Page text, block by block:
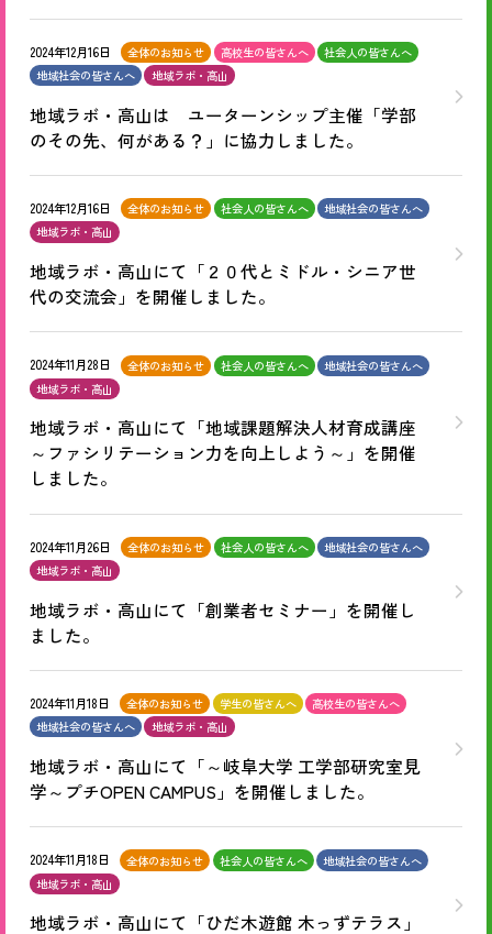
2024年12月16日 全体のお知らせ 高校生の皆さんへ
社会人の皆さんへ
地域社会の皆さんへ
地域ラボ・高山
地域ラボ・高山は ユーターンシップ主催「学部
のその先、何がある？」に協力しました。
2024年12月16日 全体のお知らせ 社会人の皆さんへ
地域社会の皆さんへ
地域ラボ・高山
地域ラボ・高山にて「２０代とミドル・シニア世
代の交流会」を開催しました。
2024年11月28日 全体のお知らせ 社会人の皆さんへ
地域社会の皆さんへ
地域ラボ・高山
地域ラボ・高山にて「地域課題解決人材育成講座
～ファシリテーション力を向上しよう～」を開催
しました。
2024年11月26日 全体のお知らせ 社会人の皆さんへ
地域社会の皆さんへ
地域ラボ・高山
地域ラボ・高山にて「創業者セミナー」を開催し
ました。
2024年11月18日 全体のお知らせ 学生の皆さんへ
高校生の皆さんへ
地域社会の皆さんへ
地域ラボ・高山
地域ラボ・高山にて「～岐阜大学 工学部研究室見
学～プチOPEN CAMPUS」を開催しました。
2024年11月18日 全体のお知らせ 社会人の皆さんへ
地域社会の皆さんへ
地域ラボ・高山
地域ラボ・高山にて「ひだ木遊館 木っずテラス」